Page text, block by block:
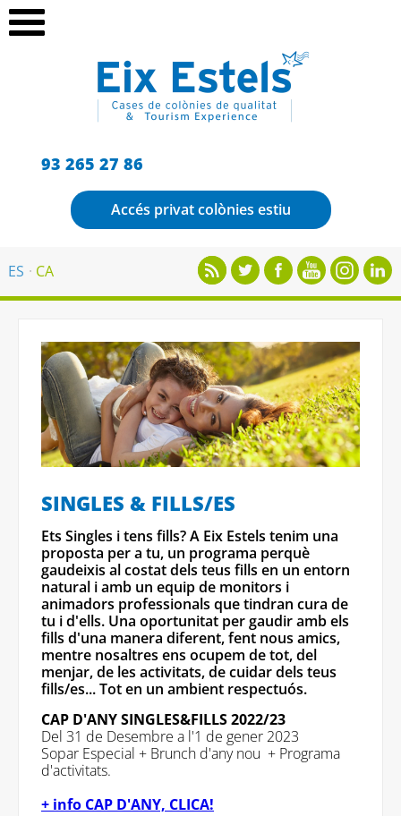
93 265 27 86
Accés privat colònies estiu
ES CA
SINGLES & FILLS/ES
Ets Singles i tens fills? A Eix Estels tenim una
proposta per a tu, un programa perquè
gaudeixis al costat dels teus fills en un entorn
natural i amb un equip de monitors i
animadors professionals que tindran cura de
tu i d'ells. Una oportunitat per gaudir amb els
fills d'una manera diferent, fent nous amics,
mentre nosaltres ens ocupem de tot, del
menjar, de les activitats, de cuidar dels teus
fills/es... Tot en un ambient respectuós.
CAP D'ANY SINGLES&FILLS 2022/23
Del 31 de Desembre a l'1 de gener 2023
Sopar Especial + Brunch d'any nou + Programa
d'activitats.
+ info CAP D'ANY, CLICA!